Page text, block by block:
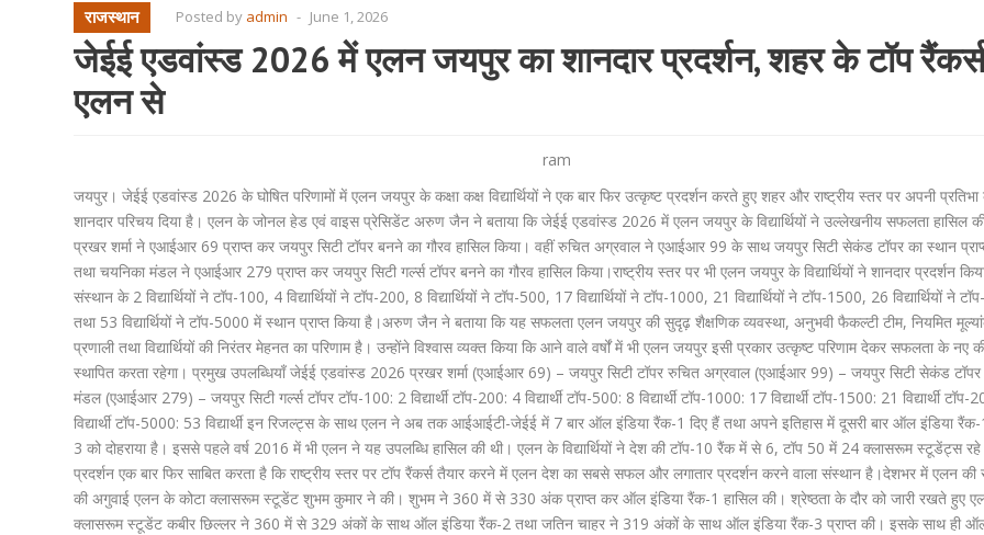
राजस्थान Posted by admin - June 1, 2026
जेईई एडवांस्ड 2026 में एलन जयपुर का शानदार प्रदर्शन, शहर के टॉप रैंकर्स
एलन से
ram
जयपुर। जेईई एडवांस्ड 2026 के घोषित परिणामों में एलन जयपुर के कक्षा कक्ष विद्यार्थियों ने एक बार फिर उत्कृष्ट प्रदर्शन करते हुए शहर और राष्ट्रीय स्तर पर अपनी प्रतिभा
शानदार परिचय दिया है। एलन के जोनल हेड एवं वाइस प्रेसिडेंट अरुण जैन ने बताया कि जेईई एडवांस्ड 2026 में एलन जयपुर के विद्यार्थियों ने उल्लेखनीय सफलता हासिल
प्रखर शर्मा ने एआईआर 69 प्राप्त कर जयपुर सिटी टॉपर बनने का गौरव हासिल किया। वहीं रुचित अग्रवाल ने एआईआर 99 के साथ जयपुर सिटी सेकंड टॉपर का स्थान
तथा चयनिका मंडल ने एआईआर 279 प्राप्त कर जयपुर सिटी गर्ल्स टॉपर बनने का गौरव हासिल किया।राष्ट्रीय स्तर पर भी एलन जयपुर के विद्यार्थियों ने शानदार प्रदर्शन
संस्थान के 2 विद्यार्थियों ने टॉप-100, 4 विद्यार्थियों ने टॉप-200, 8 विद्यार्थियों ने टॉप-500, 17 विद्यार्थियों ने टॉप-1000, 21 विद्यार्थियों ने टॉप-1500, 26 विद्यार्थियों ने
तथा 53 विद्यार्थियों ने टॉप-5000 में स्थान प्राप्त किया है।अरुण जैन ने बताया कि यह सफलता एलन जयपुर की सुदृढ़ शैक्षणिक व्यवस्था, अनुभवी फैकल्टी टीम, नियमित
प्रणाली तथा विद्यार्थियों की निरंतर मेहनत का परिणाम है। उन्होंने विश्वास व्यक्त किया कि आने वाले वर्षों में भी एलन जयपुर इसी प्रकार उत्कृष्ट परिणाम देकर सफलता के नए
स्थापित करता रहेगा। प्रमुख उपलब्धियाँ जेईई एडवांस्ड 2026 प्रखर शर्मा (एआईआर 69) – जयपुर सिटी टॉपर रुचित अग्रवाल (एआईआर 99) – जयपुर सिटी सेकंड टॉपर
मंडल (एआईआर 279) – जयपुर सिटी गर्ल्स टॉपर टॉप-100: 2 विद्यार्थी टॉप-200: 4 विद्यार्थी टॉप-500: 8 विद्यार्थी टॉप-1000: 17 विद्यार्थी टॉप-1500: 21 विद्यार्थी
विद्यार्थी टॉप-5000: 53 विद्यार्थी इन रिजल्ट्स के साथ एलन ने अब तक आईआईटी-जेईई में 7 बार ऑल इंडिया रैंक-1 दिए हैं तथा अपने इतिहास में दूसरी बार ऑल इंडिया
3 को दोहराया है। इससे पहले वर्ष 2016 में भी एलन ने यह उपलब्धि हासिल की थी। एलन के विद्यार्थियों ने देश की टॉप-10 रैंक में से 6, टॉप 50 में 24 क्लासरूम स्टूडेंट्स
प्रदर्शन एक बार फिर साबित करता है कि राष्ट्रीय स्तर पर टॉप रैंकर्स तैयार करने में एलन देश का सबसे सफल और लगातार प्रदर्शन करने वाला संस्थान है।देशभर में एलन
की अगुवाई एलन के कोटा क्लासरूम स्टूडेंट शुभम कुमार ने की। शुभम ने 360 में से 330 अंक प्राप्त कर ऑल इंडिया रैंक-1 हासिल की। श्रेष्ठता के दौर को जारी रखते हुए
क्लासरूम स्टूडेंट कबीर छिल्लर ने 360 में से 329 अंकों के साथ ऑल इंडिया रैंक-2 तथा जतिन चाहर ने 319 अंकों के साथ ऑल इंडिया रैंक-3 प्राप्त की। इसके साथ ही